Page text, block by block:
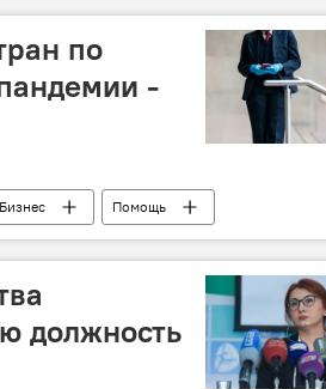
по
-
Бизнес
Помощь
должность